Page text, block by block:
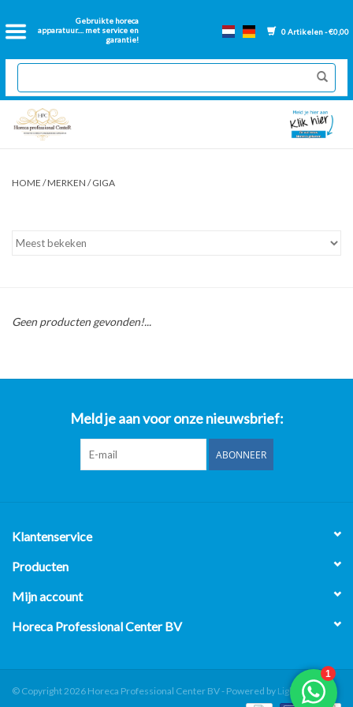
Gebruikte horeca
apparatuur.... met service en
garantie!
0 Artikelen - €0,00
Home
2dehands Horeca
Nieuwe apparatuur
Onderdelen bakwanden
Over ons
HOME /MERKEN /GIGA
Geen producten gevonden!...
Meld je aan voor onze nieuwsbrief:
ABONNEER
Klantenservice
Producten
Mijn account
Horeca Professional Center BV
© Copyright 2026 Horeca Professional Center BV - Powered by Lightspeed